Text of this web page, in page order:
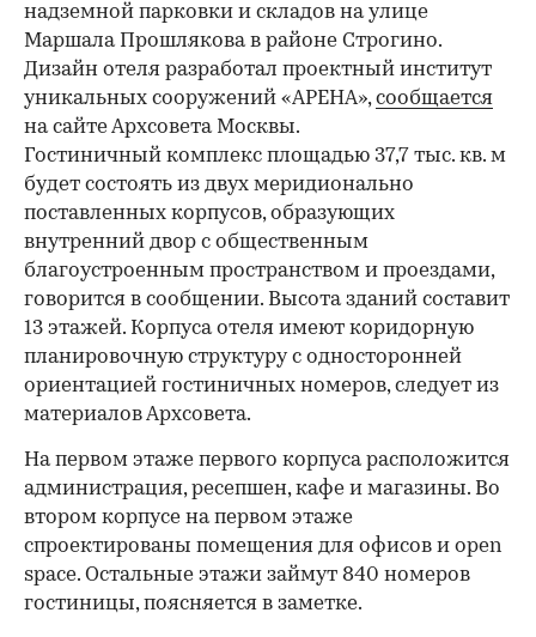
надземной парковки и складов на улице
Маршала Прошлякова в районе Строгино.
Дизайн отеля разработал проектный институт
уникальных сооружений «АРЕНА»,сообщается
на сайте Архсовета Москвы.
Гостиничный комплекс площадью 37,7 тыс. кв. м
будет состоять из двух меридионально
поставленных корпусов, образующих
внутренний двор с общественным
благоустроенным пространством и проездами,
говорится в сообщении. Высота зданий составит
13 этажей. Корпуса отеля имеют коридорную
планировочную структуру с односторонней
ориентацией гостиничных номеров, следует из
материалов Архсовета.
На первом этаже первого корпуса расположится
администрация, ресепшен, кафе и магазины. Во
втором корпусе на первом этаже
спроектированы помещения для офисов и open
space. Остальные этажи займут 840 номеров
гостиницы, поясняется в заметке.